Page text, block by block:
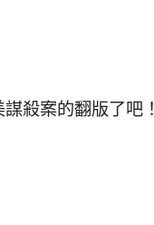
殺案的翻版了吧！